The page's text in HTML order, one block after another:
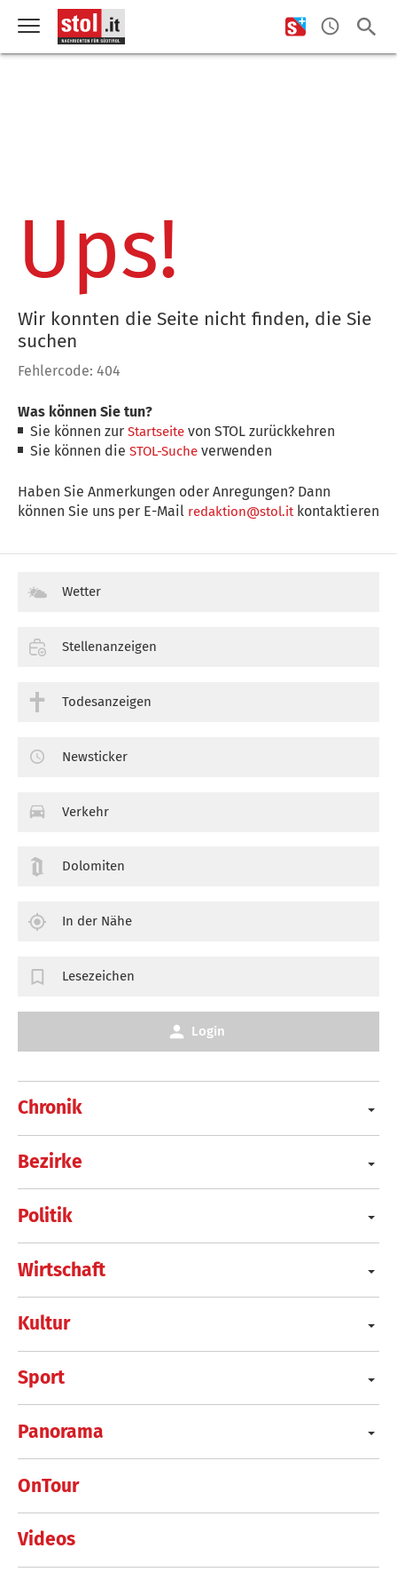
Ups!
Wir konnten die Seite nicht finden, die Sie
suchen
Fehlercode: 404
Was können Sie tun?
Sie können zurStartseite von STOL zurückkehren
Sie können dieSTOL-Suche verwenden
Haben Sie Anmerkungen oder Anregungen? Dann
können Sie uns per E-Mail redaktion@stol.itkontaktieren
Chronik
Bezirke
Politik
Wirtschaft
Kultur
Sport
Panorama
OnTour
Videos
Wetter
Stellenanzeigen
Todesanzeigen
Newsticker
Verkehr
Dolomiten
In der Nähe
Lesezeichen
Login